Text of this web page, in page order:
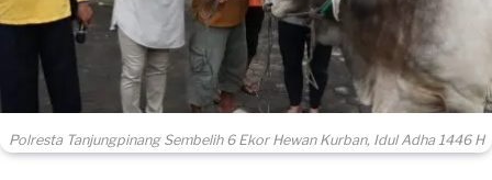
Polresta Tanjungpinang Sembelih 6 Ekor Hewan Kurban, Idul Adha 1446 H